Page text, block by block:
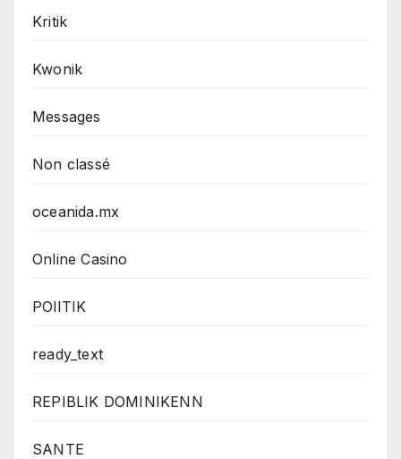
Kritik
Kwonik
Messages
Non classé
oceanida.mx
Online Casino
POlITIK
ready_text
REPIBLIK DOMINIKENN
SANTE